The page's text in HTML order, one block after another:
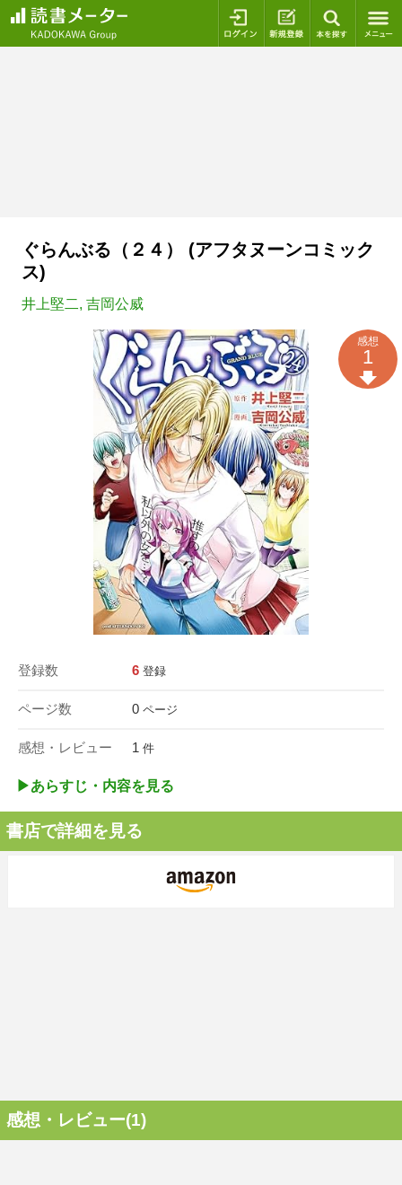
ログイン 新規登録
ぐらんぶる（２４） (アフタヌーンコミック
ス)
井上堅二, 吉岡公威
登録数 6 登録
ページ数 0 ページ
感想・レビュー 1 件
感想
1
▶︎あらすじ・内容を見る
書店で詳細を見る
感想・レビュー(1)